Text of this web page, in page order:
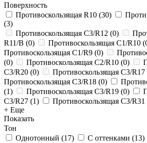
Поверхность
Противоскользящая R10 (30)
(3)
Противоскользящая C3/R12 (0)
R11/B (0) Противоскользящая C1/R10 (
Противоскользящая C1/R9 (0)
(0) Противоскользящая C2/R10 (0)
C3/R20 (0) Противоскользящая C3/R17
Противоскользящая C3/R18 (0)
(1) Противоскользящая C3/R19 (0)
C3/R27 (1) Противоскользящая C3/R31
+ Еще
Показать
Тон
Однотонный (17) С оттенками (13)